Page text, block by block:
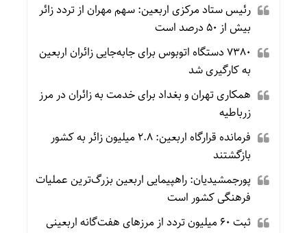
رئیس ستاد مرکزی اربعین: سهم مهران از تردد زائر
بیش از ۵۰ درصد است
۷۳۸۰ دستگاه اتوبوس برای جابه‌جایی زائران اربعین
به‌ کارگیری شد
همکاری تهران و بغداد برای خدمت به زائران در مرز
زرباطیه
فرمانده قرارگاه اربعین: ۲.۸ میلیون زائر به کشور
بازگشتند
پورجمشیدیان: راهپیمایی اربعین بزرگ‌ترین عملیات
فرهنگی کشور است
ثبت ۶۰ میلیون تردد از مرزهای هفت‌گانه اربعینی